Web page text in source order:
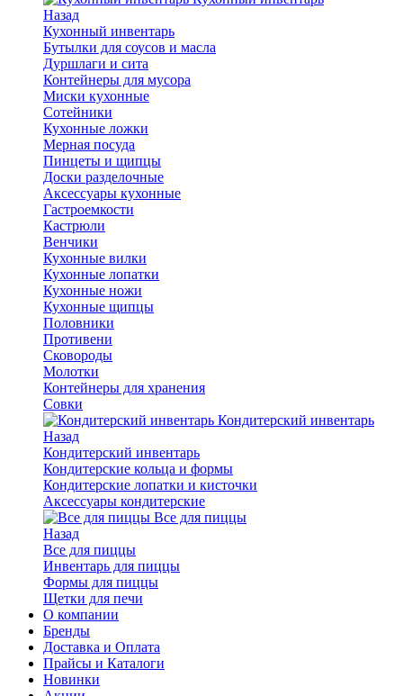
Назад
Кухонный инвентарь
Бутылки для соусов и масла
Дуршлаги и сита
Контейнеры для мусора
Миски кухонные
Сотейники
Кухонные ложки
Мерная посуда
Пинцеты и щипцы
Доски разделочные
Аксессуары кухонные
Гастроемкости
Кастрюли
Венчики
Кухонные вилки
Кухонные лопатки
Кухонные ножи
Кухонные щипцы
Половники
Противени
Сковороды
Молотки
Контейнеры для хранения
Совки
Кондитерский инвентарь
Назад
Кондитерский инвентарь
Кондитерские кольца и формы
Кондитерские лопатки и кисточки
Аксессуары кондитерские
Все для пиццы
Назад
Все для пиццы
Инвентарь для пиццы
Формы для пиццы
Щетки для печи
О компании
Бренды
Доставка и Оплата
Прайсы и Каталоги
Новинки